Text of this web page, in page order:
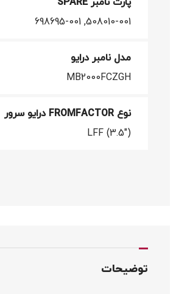
508010-001, 698695-001
مدل نامبر درایو
MB2000FCZGH
نوع FROMFACTOR درایو سرور
LFF (3.5")
توضیحات